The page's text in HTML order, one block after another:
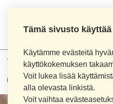
Tämä sivusto
Käytämme evästeitä
käyttökokemuksen
Voit lukea lisää
alla olevasta linkistä.
Voit vaihtaa
Tuotehaku: